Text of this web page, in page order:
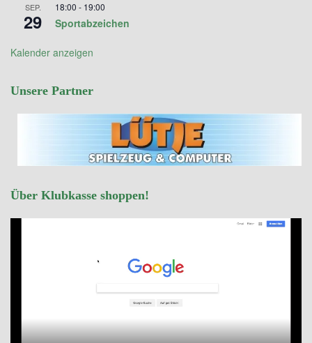
SEP.
29
18:00 - 19:00
Sportabzeichen
Kalender anzeigen
Unsere Partner
Über Klubkasse shoppen!